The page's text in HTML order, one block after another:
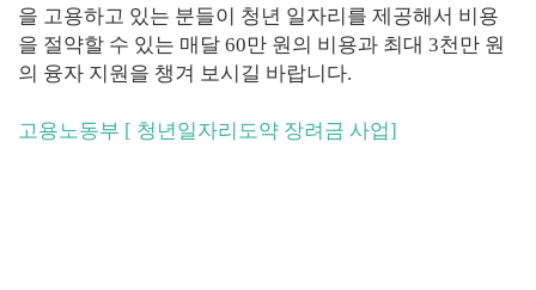
을 고용하고 있는 분들이 청년 일자리를 제공해서 비용
을 절약할 수 있는 매달 60만 원의 비용과 최대 3천만 원
의 융자 지원을 챙겨 보시길 바랍니다.
고용노동부 [ 청년일자리도약 장려금 사업]